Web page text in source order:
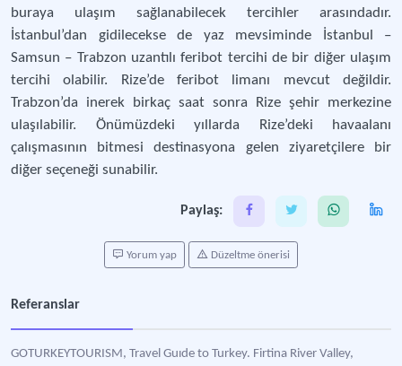
buraya ulaşım sağlanabilecek tercihler arasındadır.
İstanbul’dan gidilecekse de yaz mevsiminde İstanbul –
Samsun – Trabzon uzantılı feribot tercihi de bir diğer ulaşım
tercihi olabilir. Rize’de feribot limanı mevcut değildir.
Trabzon’da inerek birkaç saat sonra Rize şehir merkezine
ulaşılabilir. Önümüzdeki yıllarda Rize’deki havaalanı
çalışmasının bitmesi destinasyona gelen ziyaretçilere bir
diğer seçeneği sunabilir.
Paylaş:
Yorum yap Düzeltme önerisi
Referanslar
GOTURKEYTOURISM, Travel Guıde to Turkey. Firtina River Valley,